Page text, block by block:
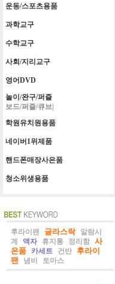
운동/스포츠용품
과학교구
수학교구
사회/지리교구
영어DVD
놀이/완구/퍼즐
보드/퍼즐/큐브|
학원유치원용품
네이버1위제품
핸드폰매장사은품
청소위생용품
후라이팬 글라스락
알람시
계
액자 휴지통 정리함
사
은품
카세트 건반
후라이
팬
냄비 토마스